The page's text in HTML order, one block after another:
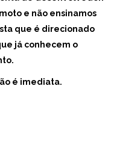
e não ensinamos
que é direcionado
já conhecem o
é imediata.